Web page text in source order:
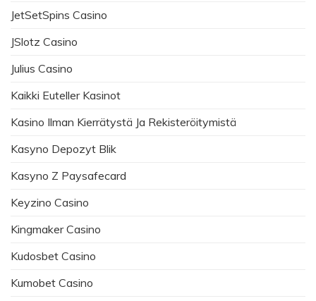
JetSetSpins Casino
JSlotz Casino
Julius Casino
Kaikki Euteller Kasinot
Kasino Ilman Kierrätystä Ja Rekisteröitymistä
Kasyno Depozyt Blik
Kasyno Z Paysafecard
Keyzino Casino
Kingmaker Casino
Kudosbet Casino
Kumobet Casino